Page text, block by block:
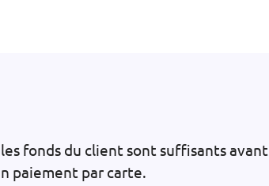
fonds du client sont suffisants avant
paiement par carte.